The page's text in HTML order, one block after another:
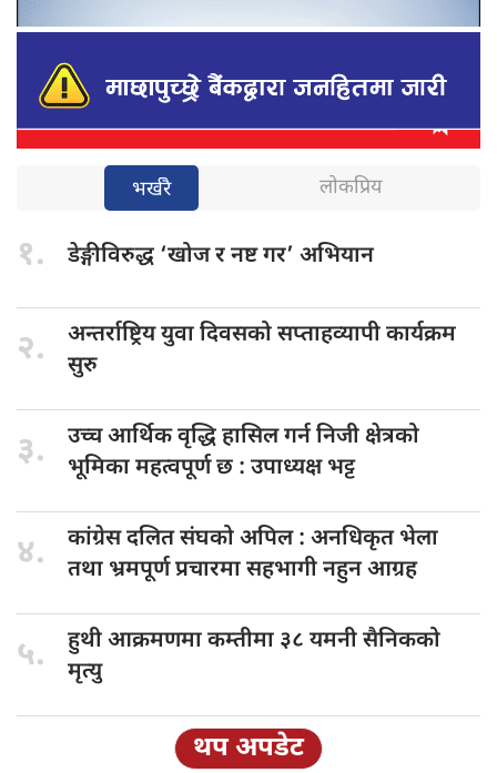
भर्खरै लोकप्रिय
१. डेङ्गीविरुद्ध ‘खोजर नष्ट गर’ अभियान
२. अन्तर्राष्ट्रिय युवादिवसको सप्ताहव्यापी कार्यक्रम
सुरु
३. उच्च आर्थिकवृद्धि हासिल गर्न निजी क्षेत्रको
भूमिका महत्वपूर्ण छ : उपाध्यक्ष भट्ट
४. कांग्रेस दलितसंघको अपिल : अनधिकृत भेला
तथा भ्रमपूर्ण प्रचारमा सहभागी नहुन आग्रह
५. हुथी आक्रमणमाकम्तीमा ३८ यमनी सैनिकको
मृत्यु
थप अपडेट